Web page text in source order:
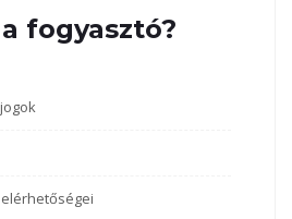
fogyasztó?